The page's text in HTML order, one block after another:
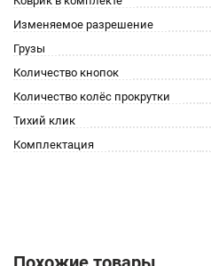
Изменяемое разрешение
Грузы
Количество кнопок
Количество колёс прокрутки
Тихий клик
Комплектация